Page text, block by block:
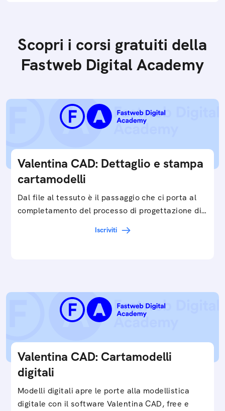
Scopri i corsi gratuiti della
Fastweb Digital Academy
Valentina CAD: Dettaglio e stampa
cartamodelli
Dal file al tessuto è il passaggio che ci porta al
completamento del processo di progettazione di
Iscriviti
Valentina CAD: Cartamodelli
digitali
Modelli digitali apre le porte alla modellistica
digitale con il software Valentina CAD, free e